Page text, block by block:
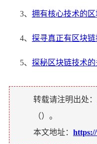
3、 拥有核心技术的
4、 探寻真正有区块
5、 探秘区块链技术
转载请注明出处：
（）。
本文地址：